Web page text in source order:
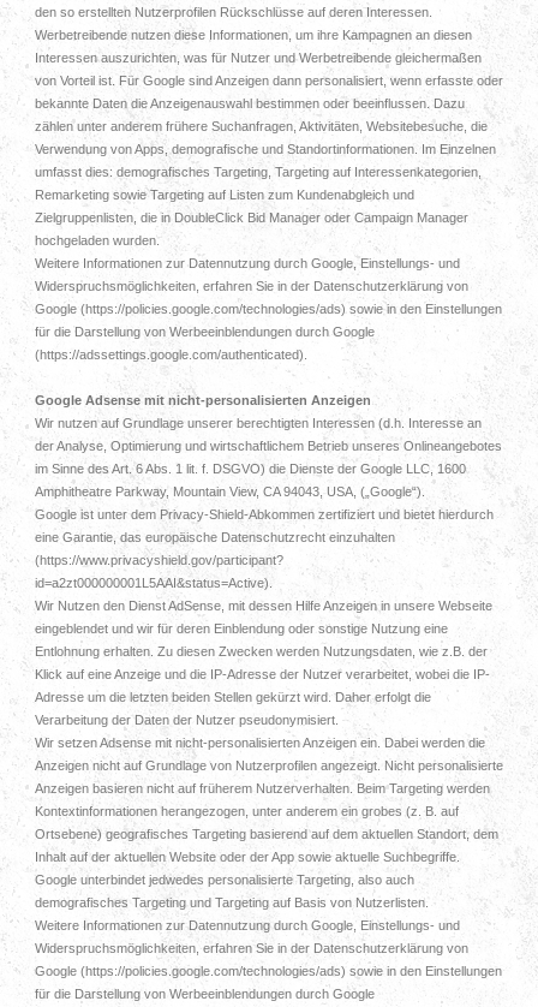
den so erstellten Nutzerprofilen Rückschlüsse auf deren Interessen.
Werbetreibende nutzen diese Informationen, um ihre Kampagnen an diesen
Interessen auszurichten, was für Nutzer und Werbetreibende gleichermaßen
von Vorteil ist. Für Google sind Anzeigen dann personalisiert, wenn erfasste oder
bekannte Daten die Anzeigenauswahl bestimmen oder beeinflussen. Dazu
zählen unter anderem frühere Suchanfragen, Aktivitäten, Websitebesuche, die
Verwendung von Apps, demografische und Standortinformationen. Im Einzelnen
umfasst dies: demografisches Targeting, Targeting auf Interessenkategorien,
Remarketing sowie Targeting auf Listen zum Kundenabgleich und
Zielgruppenlisten, die in DoubleClick Bid Manager oder Campaign Manager
hochgeladen wurden.
Weitere Informationen zur Datennutzung durch Google, Einstellungs- und
Widerspruchsmöglichkeiten, erfahren Sie in der Datenschutzerklärung von
Google (https://policies.google.com/technologies/ads) sowie in den Einstellungen
für die Darstellung von Werbeeinblendungen durch Google
(https://adssettings.google.com/authenticated).
Google Adsense mit nicht-personalisierten Anzeigen
Wir nutzen auf Grundlage unserer berechtigten Interessen (d.h. Interesse an
der Analyse, Optimierung und wirtschaftlichem Betrieb unseres Onlineangebotes
im Sinne des Art. 6 Abs. 1 lit. f. DSGVO) die Dienste der Google LLC, 1600
Amphitheatre Parkway, Mountain View, CA 94043, USA, („Google“).
Google ist unter dem Privacy-Shield-Abkommen zertifiziert und bietet hierdurch
eine Garantie, das europäische Datenschutzrecht einzuhalten
(https://www.privacyshield.gov/participant?
id=a2zt000000001L5AAI&status=Active).
Wir Nutzen den Dienst AdSense, mit dessen Hilfe Anzeigen in unsere Webseite
eingeblendet und wir für deren Einblendung oder sonstige Nutzung eine
Entlohnung erhalten. Zu diesen Zwecken werden Nutzungsdaten, wie z.B. der
Klick auf eine Anzeige und die IP-Adresse der Nutzer verarbeitet, wobei die IP-
Adresse um die letzten beiden Stellen gekürzt wird. Daher erfolgt die
Verarbeitung der Daten der Nutzer pseudonymisiert.
Wir setzen Adsense mit nicht-personalisierten Anzeigen ein. Dabei werden die
Anzeigen nicht auf Grundlage von Nutzerprofilen angezeigt. Nicht personalisierte
Anzeigen basieren nicht auf früherem Nutzerverhalten. Beim Targeting werden
Kontextinformationen herangezogen, unter anderem ein grobes (z. B. auf
Ortsebene) geografisches Targeting basierend auf dem aktuellen Standort, dem
Inhalt auf der aktuellen Website oder der App sowie aktuelle Suchbegriffe.
Google unterbindet jedwedes personalisierte Targeting, also auch
demografisches Targeting und Targeting auf Basis von Nutzerlisten.
Weitere Informationen zur Datennutzung durch Google, Einstellungs- und
Widerspruchsmöglichkeiten, erfahren Sie in der Datenschutzerklärung von
Google (https://policies.google.com/technologies/ads) sowie in den Einstellungen
für die Darstellung von Werbeeinblendungen durch Google